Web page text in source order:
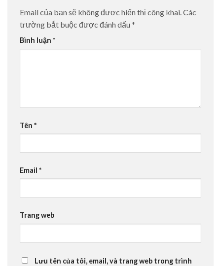
Email của bạn sẽ không được hiển thị công khai.Các
trường bắt buộc được đánh dấu *
Bình luận *
Tên *
Email *
Trang web
Lưu tên của tôi, email, và trang web trong trình